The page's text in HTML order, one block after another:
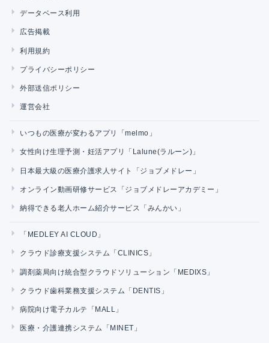
データベース利用
広告掲載
利用規約
プライバシーポリシー
外部送信ポリシー
運営会社
いつもの医療が変わるアプリ「melmo」
女性向け生理予測・妊活アプリ「Lalune(ラルーン)」
日本最大級の医療介護求人サイト「ジョブメドレー」
オンライン動画研修サービス「ジョブメドレーアカデミー」
納得できる老人ホーム紹介サービス「みんかい」
「MEDLEY AI CLOUD」
クラウド診療支援システム「CLINICS」
調剤薬局向け統合型クラウドソリューション「MEDIXS」
クラウド歯科業務支援システム「DENTIS」
病院向け電子カルテ「MALL」
医療・介護連携システム「MINET」